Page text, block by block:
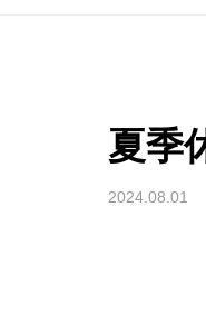
夏季
2024.08.01